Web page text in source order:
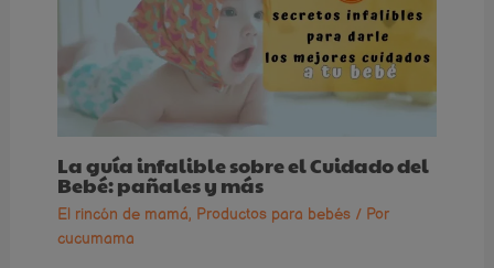
La guía infalible sobre el Cuidado del
Bebé: pañales y más
El rincón de mamá, Productos para bebés/ Por
cucumama